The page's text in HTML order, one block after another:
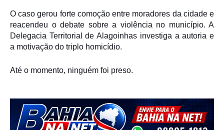
O caso gerou forte comoção entre moradores da cidade e
reacendeu o debate sobre a violência no município. A
Delegacia Territorial de Alagoinhas investiga a autoria e
a motivação do triplo homicídio.
Até o momento, ninguém foi preso.